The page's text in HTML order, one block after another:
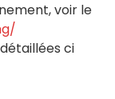
voir le
ci